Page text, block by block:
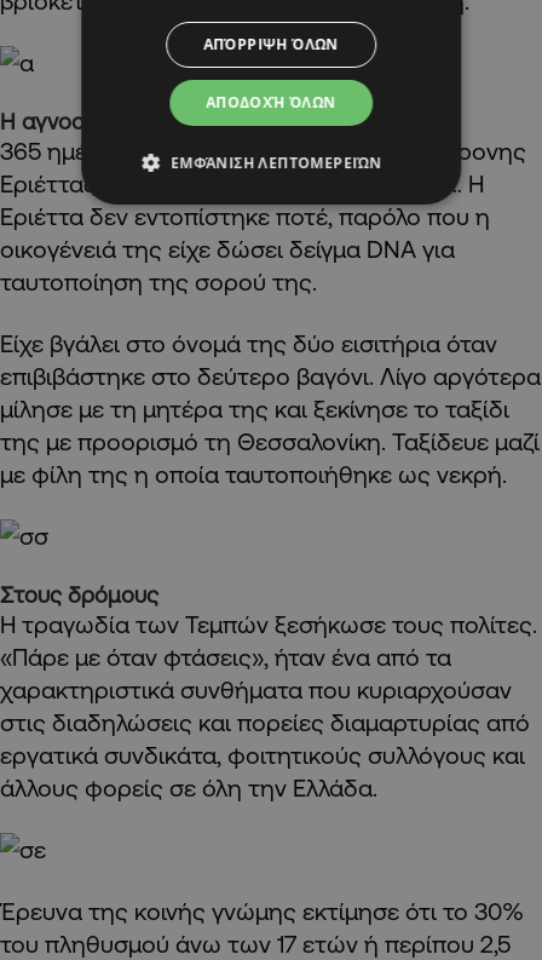
Η αγνοούμενη Εριέττα
365 ημέρες μετά και η οικογένεια της 23χρονης
Εριέττας δεν έλαβαν το άψυχο σώμα της… Η
Εριέττα δεν εντοπίστηκε ποτέ, παρόλο που η
οικογένειά της είχε δώσει δείγμα DNA για
ταυτοποίηση της σορού της.
Είχε βγάλει στο όνομά της δύο εισιτήρια όταν
επιβιβάστηκε στο δεύτερο βαγόνι. Λίγο αργότερα
μίλησε με τη μητέρα της και ξεκίνησε το ταξίδι
της με προορισμό τη Θεσσαλονίκη. Ταξίδευε μαζί
με φίλη της η οποία ταυτοποιήθηκε ως νεκρή.
Στους δρόμους
Η τραγωδία των Τεμπών ξεσήκωσε τους πολίτες.
«Πάρε με όταν φτάσεις», ήταν ένα από τα
χαρακτηριστικά συνθήματα που κυριαρχούσαν
στις διαδηλώσεις και πορείες διαμαρτυρίας από
εργατικά συνδικάτα, φοιτητικούς συλλόγους και
άλλους φορείς σε όλη την Ελλάδα.
Έρευνα της κοινής γνώμης εκτίμησε ότι το 30%
του πληθυσμού άνω των 17 ετών ή περίπου 2,5
ΑΠΟΔΟΧΉ ΌΛΩΝ
ΑΠΌΡΡΙΨΗ ΌΛΩΝ
ΕΜΦΆΝΙΣΗ ΛΕΠΤΟΜΕΡΕΙΏΝ